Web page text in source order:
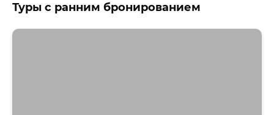
Туры с ранним бронированием